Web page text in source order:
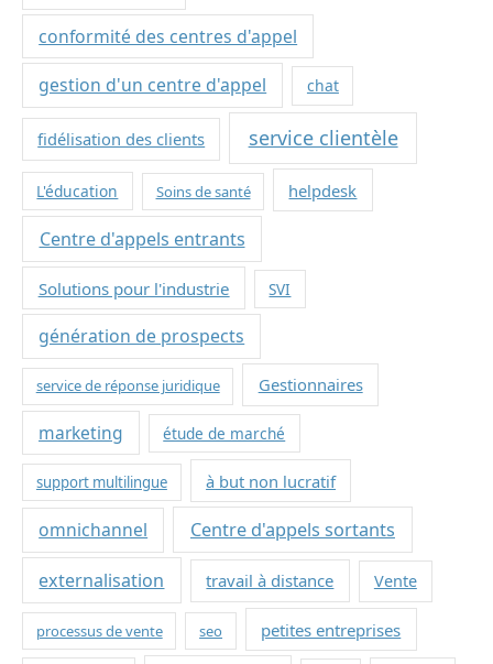
conformité des centres d'appel
gestion d'un centre d'appel chat
fidélisation des clients service clientèle
L'éducation Soins de santé helpdesk
Centre d'appels entrants
Solutions pour l'industrie SVI
génération de prospects
service de réponse juridique Gestionnaires
marketing étude de marché
support multilingue à but non lucratif
omnichannel Centre d'appels sortants
externalisation travail à distance Vente
processus de vente seo petites entreprises